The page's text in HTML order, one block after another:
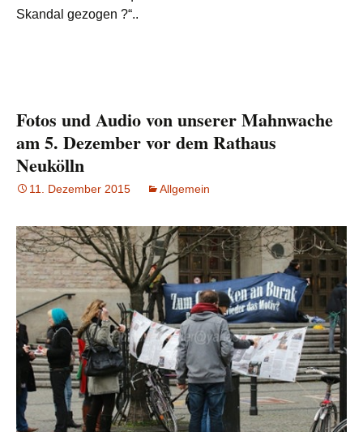
Skandal gezogen ?“..
Fotos und Audio von unserer Mahnwache
am 5. Dezember vor dem Rathaus
Neukölln
11. Dezember 2015 Allgemein